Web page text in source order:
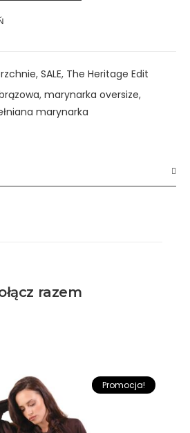
, SALE, The Heritage Edit
, marynarka oversize,
marynarka
razem
Promocja!